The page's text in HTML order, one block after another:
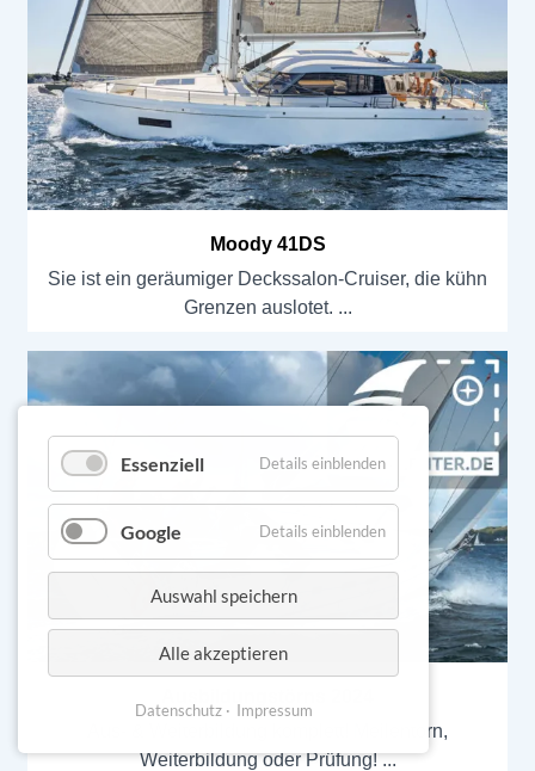
Moody 41DS
Sie ist ein geräumiger Deckssalon-Cruiser, die kühn
Grenzen auslotet.
Aus- & Weiterbildung komplett! Meilentörn,
Weiterbildung oder Prüfung!
Essenziell Details einblenden
Google Details einblenden
Auswahl speichern
Alle akzeptieren
Datenschutz Impressum